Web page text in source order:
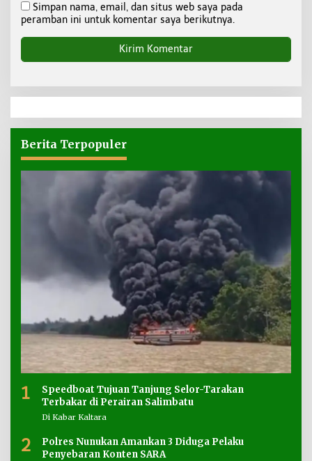
Simpan nama, email, dan situs web saya pada
peramban ini untuk komentar saya berikutnya.
Berita Terpopuler
1
Speedboat Tujuan Tanjung Selor-Tarakan
Terbakar di Perairan Salimbatu
Di Kabar Kaltara
2
Polres Nunukan Amankan 3 Diduga Pelaku
Penyebaran Konten SARA